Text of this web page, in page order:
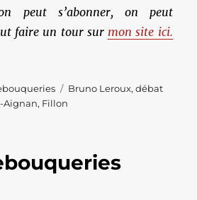
peut s’abonner, on peut
faire un tour sur mon site ici.
Étiquettes
Bruno Leroux,débat
Aignan, Fillon